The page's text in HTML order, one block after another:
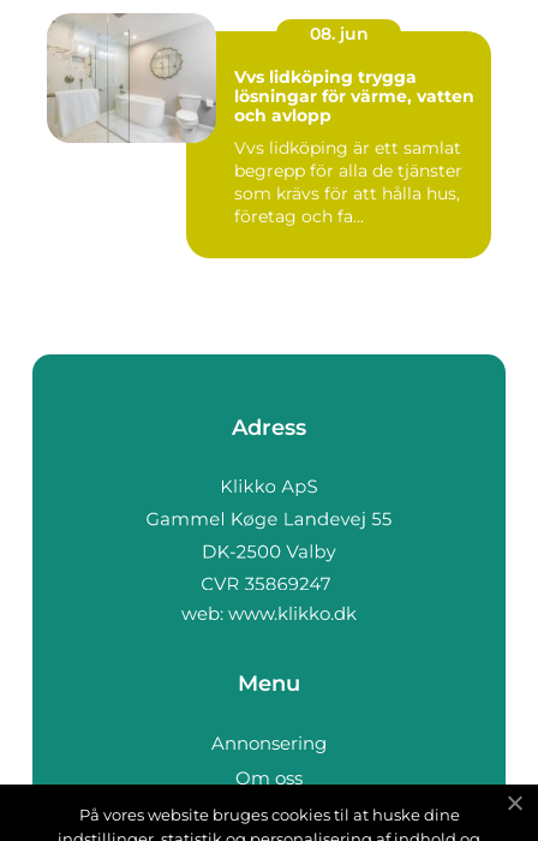
08. jun
Vvs lidköping trygga
lösningar för värme, vatten
och avlopp
Vvs lidköping är ett samlat
begrepp för alla de tjänster
som krävs för att hålla hus,
företag och fa...
Adress
web: www.klikko.dk
Menu
Annonsering
Om oss
Cookies
På vores website bruges cookies til at huske dine